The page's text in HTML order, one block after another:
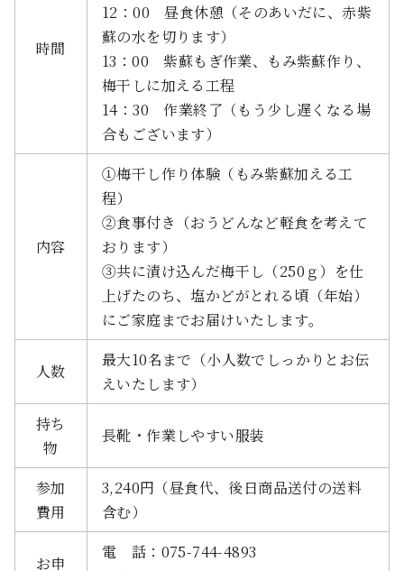
時間
12：00 昼食休憩（そのあいだに、赤紫
蘇の水を切ります）
13：00 紫蘇もぎ作業、もみ紫蘇作り、
梅干しに加える工程
14：30 作業終了（もう少し遅くなる場
合もございます）
内容
①梅干し作り体験（もみ紫蘇加える工
程）
②食事付き（おうどんなど軽食を考えて
おります）
③共に漬け込んだ梅干し（250ｇ）を仕
上げたのち、塩かどがとれる頃（年始）
にご家庭までお届けいたします。
人数
最大10名まで（小人数でしっかりとお伝
えいたします）
持ち
物
長靴・作業しやすい服装
参加
費用
3,240円（昼食代、後日商品送付の送料
含む）
お申
電 話：075-744-4893